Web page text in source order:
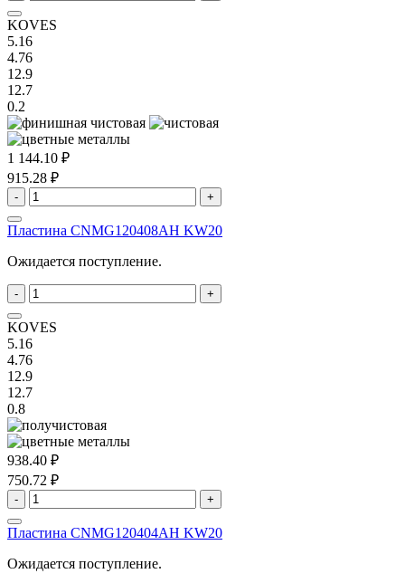
KOVES
5.16
4.76
12.9
12.7
0.2
1 144.10 ₽
915.28 ₽
- +
Пластина CNMG120408AH KW20
Ожидается поступление.
- +
KOVES
5.16
4.76
12.9
12.7
0.8
938.40 ₽
750.72 ₽
- +
Пластина CNMG120404AH KW20
Ожидается поступление.